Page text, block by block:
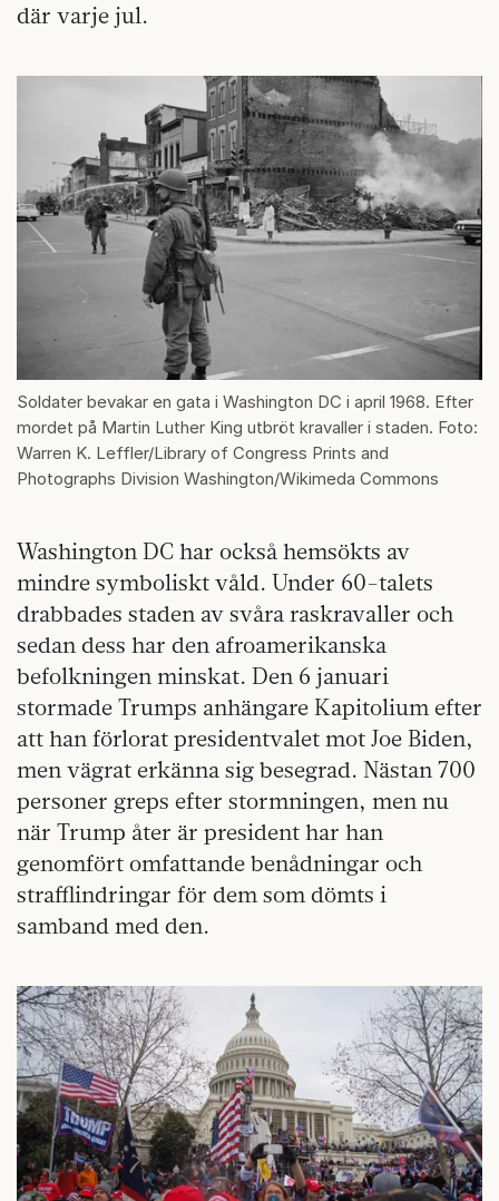
där varje jul.
Soldater bevakar en gata i Washington DC i april 1968. Efter
mordet på Martin Luther King utbröt kravaller i staden. Foto:
Warren K. Leffler/Library of Congress Prints and
Photographs Division Washington/Wikimeda Commons
Washington DC har också hemsökts av
mindre symboliskt våld. Under 60-talets
drabbades staden av svåra raskravaller och
sedan dess har den afroamerikanska
befolkningen minskat. Den 6 januari
stormade Trumps anhängare Kapitolium efter
att han förlorat presidentvalet mot Joe Biden,
men vägrat erkänna sig besegrad. Nästan 700
personer greps efter stormningen, men nu
när Trump åter är president har han
genomfört omfattande benådningar och
strafflindringar för dem som dömts i
samband med den.